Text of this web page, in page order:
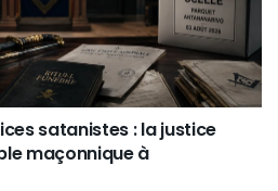
satanistes : la justice
maçonnique à